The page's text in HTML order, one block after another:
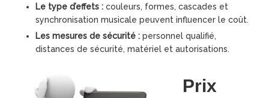
Le type d’effets : couleurs, formes, cascades et
synchronisation musicale peuvent influencer le coût.
Les mesures de sécurité : personnel qualifié,
distances de sécurité, matériel et autorisations.
Prix